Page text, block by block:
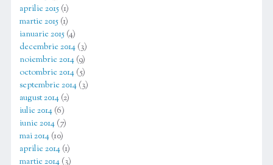
aprilie 2015(1)
martie 2015(1)
ianuarie 2015(4)
decembrie 2014(3)
noiembrie 2014(9)
octombrie 2014(5)
septembrie 2014(3)
august 2014(2)
iulie 2014(6)
iunie 2014(7)
mai 2014(10)
aprilie 2014(1)
martie 2014(3)